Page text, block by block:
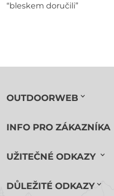
“bleskem doručili”
OUTDOORWEB
INFO PRO ZÁKAZNÍKA
UŽITEČNÉ ODKAZY
DŮLEŽITÉ ODKAZY